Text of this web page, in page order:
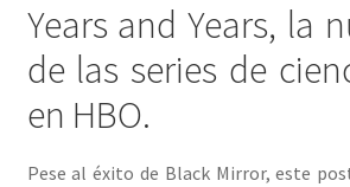
Years and Years, la
de las series de
en HBO.
Pese al éxito de Black Mirror, este